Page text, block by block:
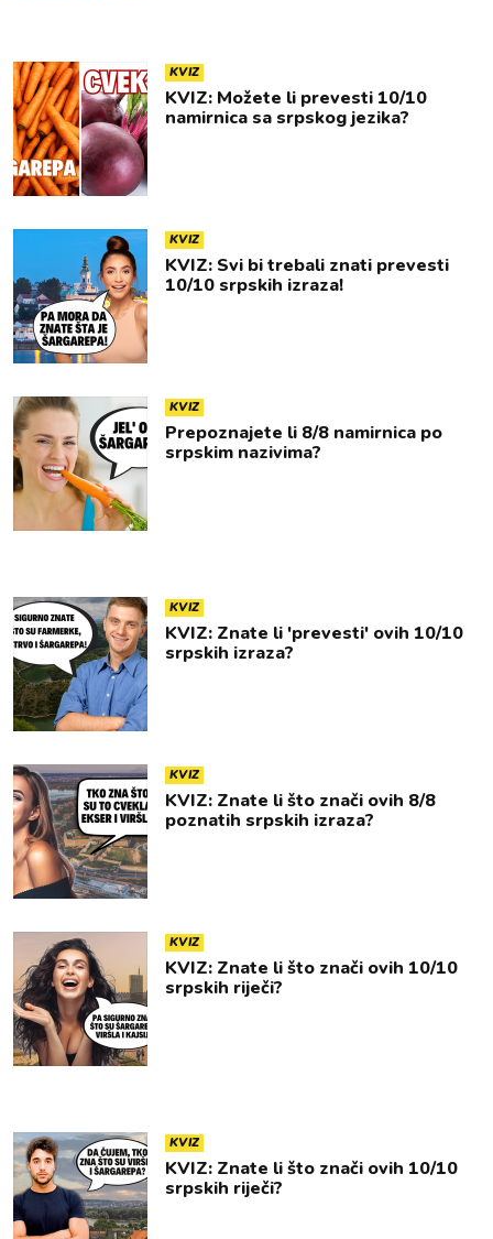
KVIZ
KVIZ: Možete li prevesti 10/10
namirnica sa srpskog jezika?
KVIZ
KVIZ: Svi bi trebali znati prevesti
10/10 srpskih izraza!
KVIZ
Prepoznajete li 8/8 namirnica po
srpskim nazivima?
KVIZ
KVIZ: Znate li 'prevesti' ovih 10/10
srpskih izraza?
KVIZ
KVIZ: Znate li što znači ovih 8/8
poznatih srpskih izraza?
KVIZ
KVIZ: Znate li što znači ovih 10/10
srpskih riječi?
KVIZ
KVIZ: Znate li što znači ovih 10/10
srpskih riječi?